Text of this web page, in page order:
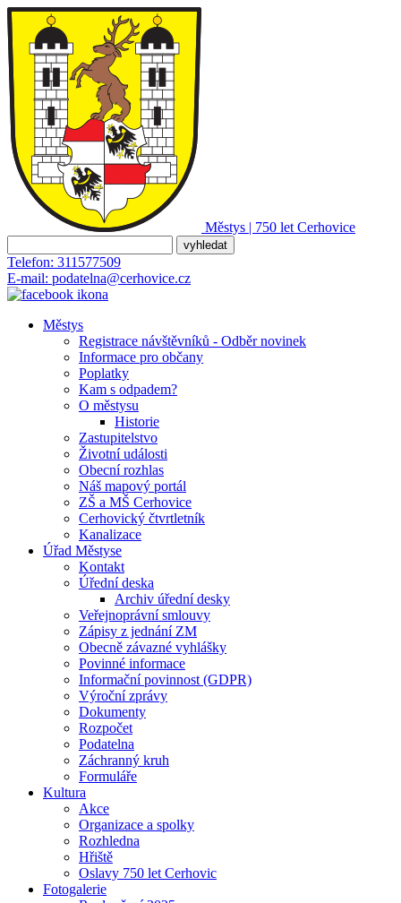
Městys | 750 let Cerhovice
Telefon: 311577509
E-mail: podatelna@cerhovice.cz
Městys
Registrace návštěvníků - Odběr novinek
Informace pro občany
Poplatky
Kam s odpadem?
O městysu
Historie
Zastupitelstvo
Životní události
Obecní rozhlas
Náš mapový portál
ZŠ a MŠ Cerhovice
Cerhovický čtvrtletník
Kanalizace
Úřad Městyse
Kontakt
Úřední deska
Archiv úřední desky
Veřejnoprávní smlouvy
Zápisy z jednání ZM
Obecně závazné vyhlášky
Povinné informace
Informační povinnost (GDPR)
Výroční zprávy
Dokumenty
Rozpočet
Podatelna
Záchranný kruh
Formuláře
Kultura
Akce
Organizace a spolky
Rozhledna
Hřiště
Oslavy 750 let Cerhovic
Fotogalerie